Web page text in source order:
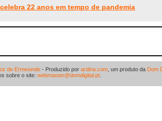
22 anos em tempo de pandemia
de Ermesinde - Produzido por ardina.com , um produto da Dom
sobre o site: webmaster@domdigital.pt